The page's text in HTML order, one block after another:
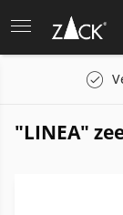
"LINEA"